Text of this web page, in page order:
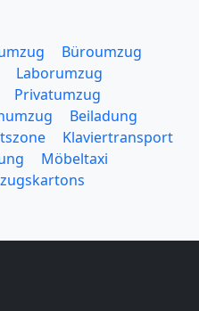
Büroumzug
Laborumzug
Privatumzug
Beiladung
Klaviertransport
Möbeltaxi